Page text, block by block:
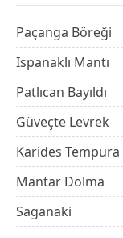
Paçanga Böreği
Ispanaklı Mantı
Patlıcan Bayıldı
Güveçte Levrek
Karides Tempura
Mantar Dolma
Saganaki